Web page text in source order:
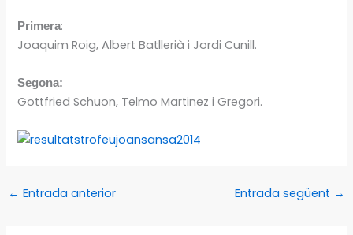
Primera:
Joaquim Roig, Albert Batllerià i Jordi Cunill.
Segona:
Gottfried Schuon, Telmo Martinez i Gregori.
← Entrada anterior Entrada següent →